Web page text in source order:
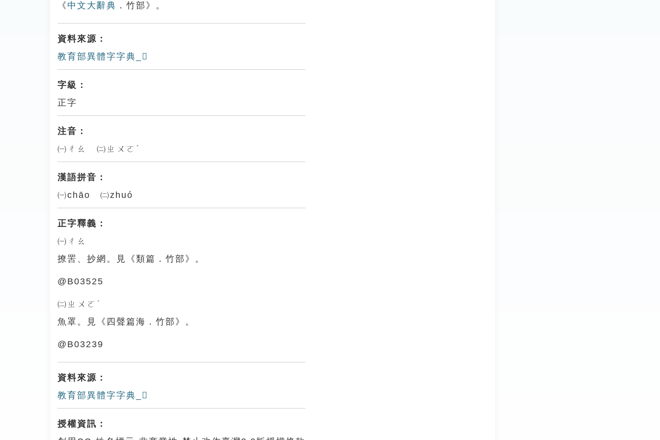
《 中文大辭典 ．竹部》。
資料來源：
教育部異體字字典_𥷮
字級：
正字
注音：
㈠ㄔㄠ ㈡ㄓㄨㄛˊ
漢語拼音：
㈠chāo ㈡zhuó
正字釋義：
㈠ㄔㄠ
撩罟、抄網。見《類篇．竹部》。
@B03525
㈡ㄓㄨㄛˊ
魚罩。見《四聲篇海．竹部》。
@B03239
資料來源：
教育部異體字字典_𥷮
授權資訊：